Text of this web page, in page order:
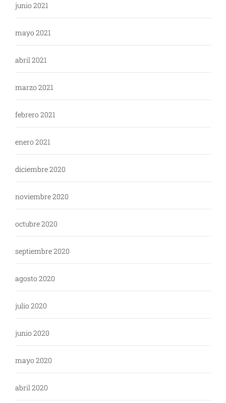
junio 2021
mayo 2021
abril 2021
marzo 2021
febrero 2021
enero 2021
diciembre 2020
noviembre 2020
octubre 2020
septiembre 2020
agosto 2020
julio 2020
junio 2020
mayo 2020
abril 2020